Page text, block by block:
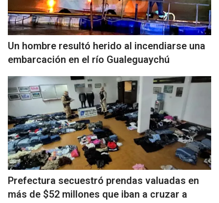
Un hombre resultó herido al incendiarse una
embarcación en el río Gualeguaychú
Prefectura secuestró prendas valuadas en
más de $52 millones que iban a cruzar a